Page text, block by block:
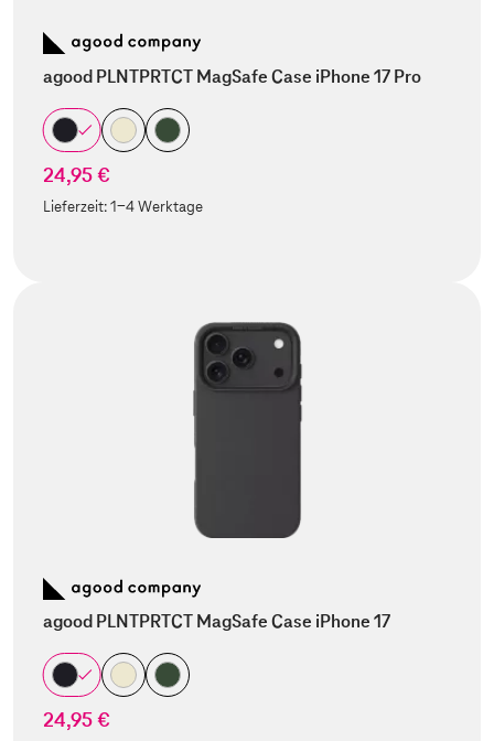
agood PLNTPRTCT MagSafe Case iPhone 17 Pro
24,95 €
Lieferzeit:1-4 Werktage
agood PLNTPRTCT MagSafe Case iPhone 17
24,95 €